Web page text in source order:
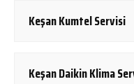
Keşan Kumtel Servisi
Keşan Daikin Klima